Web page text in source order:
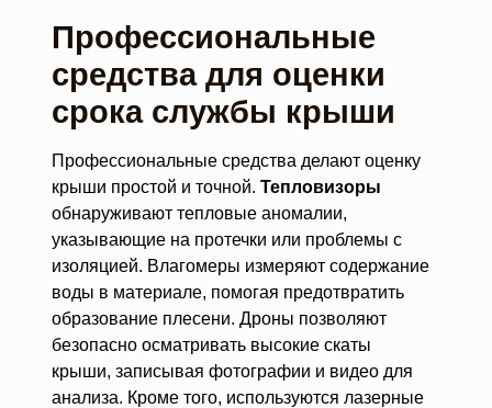
Профессиональные
средства для оценки
срока службы крыши
Профессиональные средства делают оценку
крыши простой и точной. Тепловизоры
обнаруживают тепловые аномалии,
указывающие на протечки или проблемы с
изоляцией. Влагомеры измеряют содержание
воды в материале, помогая предотвратить
образование плесени. Дроны позволяют
безопасно осматривать высокие скаты
крыши, записывая фотографии и видео для
анализа. Кроме того, используются лазерные